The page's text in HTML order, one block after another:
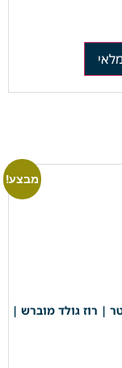
מבצע!
מודרני לשירותים ולאמבטיה | 3 ליטר | רוז גולד מוברש |